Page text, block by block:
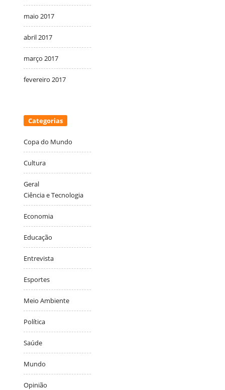
maio 2017
abril 2017
março 2017
fevereiro 2017
Categorias
Copa do Mundo
Cultura
Geral
Ciência e Tecnologia
Economia
Educação
Entrevista
Esportes
Meio Ambiente
Política
Saúde
Mundo
Opinião